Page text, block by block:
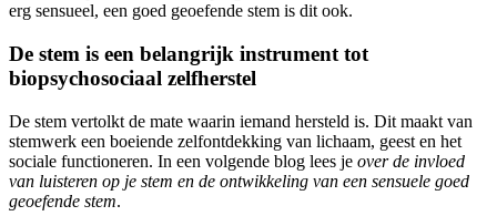
erg sensueel, een goed geoefende stem is dit ook.
De stem is een belangrijk instrument tot
biopsychosociaal zelfherstel
De stem vertolkt de mate waarin iemand hersteld is. Dit maakt van
stemwerk een boeiende zelfontdekking van lichaam, geest en het
sociale functioneren. In een volgende blog lees je over de invloed
van luisteren op je stem en de ontwikkeling van een sensuele goed
geoefende stem.